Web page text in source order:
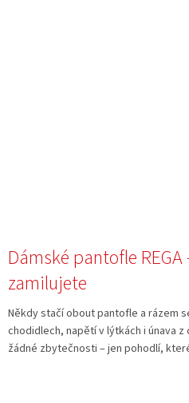
Dámské pantofle
zamilujete
Někdy stačí obout pantofle a rázem
chodidlech, napětí v lýtkách i únava
žádné zbytečnosti – jen pohodlí,